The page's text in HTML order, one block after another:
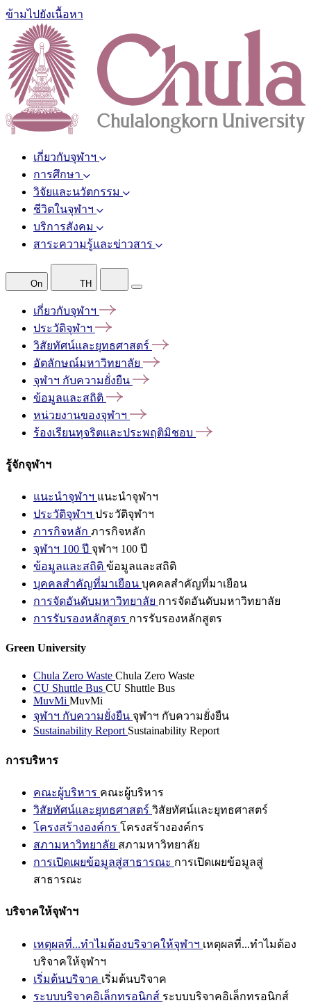
ข้ามไปยังเนื้อหา
เกี่ยวกับจุฬาฯ
การศึกษา
วิจัยและนวัตกรรม
ชีวิตในจุฬาฯ
บริการสังคม
สาระความรู้และข่าวสาร
On TH
เกี่ยวกับจุฬาฯ
ประวัติจุฬาฯ
วิสัยทัศน์และยุทธศาสตร์
อัตลักษณ์มหาวิทยาลัย
จุฬาฯ กับความยั่งยืน
ข้อมูลและสถิติ
หน่วยงานของจุฬาฯ
ร้องเรียนทุจริตและประพฤติมิชอบ
รู้จักจุฬาฯ
แนะนำจุฬาฯ แนะนำจุฬาฯ
ประวัติจุฬาฯ ประวัติจุฬาฯ
ภารกิจหลัก ภารกิจหลัก
จุฬาฯ 100 ปี จุฬาฯ 100 ปี
ข้อมูลและสถิติ ข้อมูลและสถิติ
บุคคลสำคัญที่มาเยือน บุคคลสำคัญที่มาเยือน
การจัดอันดับมหาวิทยาลัย การจัดอันดับมหาวิทยาลัย
การรับรองหลักสูตร การรับรองหลักสูตร
Green University
Chula Zero Waste Chula Zero Waste
CU Shuttle Bus CU Shuttle Bus
MuvMi MuvMi
จุฬาฯ กับความยั่งยืน จุฬาฯ กับความยั่งยืน
Sustainability Report Sustainability Report
การบริหาร
คณะผู้บริหาร คณะผู้บริหาร
วิสัยทัศน์และยุทธศาสตร์ วิสัยทัศน์และยุทธศาสตร์
โครงสร้างองค์กร โครงสร้างองค์กร
สภามหาวิทยาลัย สภามหาวิทยาลัย
การเปิดเผยข้อมูลสู่สาธารณะ การเปิดเผยข้อมูลสู่
สาธารณะ
บริจาคให้จุฬาฯ
เหตุผลที่...ทำไมต้องบริจาคให้จุฬาฯ เหตุผลที่...ทำไมต้อง
บริจาคให้จุฬาฯ
เริ่มต้นบริจาค เริ่มต้นบริจาค
ระบบบริจาคอิเล็กทรอนิกส์ ระบบบริจาคอิเล็กทรอนิกส์